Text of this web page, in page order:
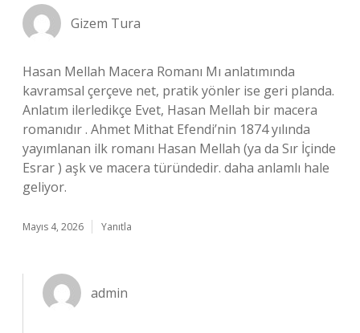
Gizem Tura
Hasan Mellah Macera Romanı Mı anlatımında
kavramsal çerçeve net, pratik yönler ise geri planda.
Anlatım ilerledikçe Evet, Hasan Mellah bir macera
romanıdır . Ahmet Mithat Efendi’nin 1874 yılında
yayımlanan ilk romanı Hasan Mellah (ya da Sır İçinde
Esrar ) aşk ve macera türündedir. daha anlamlı hale
geliyor.
Mayıs 4, 2026 Yanıtla
admin